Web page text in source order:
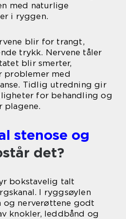
med naturlige
i ryggen.
blir for trangt,
trykk. Nervene tåler
blir smerter,
problemer med
Tidlig utredning gir
for behandling og
plagene.
stenose og
det?
bokstavelig talt
I ryggsøylen
nerverøttene godt
knokler, leddbånd og